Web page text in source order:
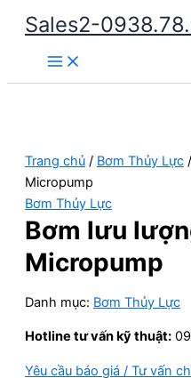
Nhảy
dung
Sales2-
Main
Menu
Trang chủ / Bơm Thủy Lực
Micropump
Bơm Thủy Lực
Bơm lưu
Micropump
Danh mục: Bơm Thủy Lực
Hotline tư vấn kỹ thuật:
Yêu cầu báo giá / Tư vấn